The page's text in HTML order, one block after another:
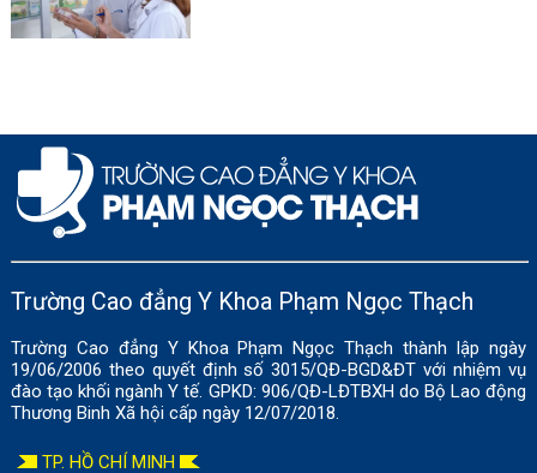
Trường Cao đẳng Y Khoa Phạm Ngọc Thạch
Trường Cao đẳng Y Khoa Phạm Ngọc Thạch thành lập ngày
19/06/2006 theo quyết định số 3015/QĐ-BGD&ĐT với nhiệm vụ
đào tạo khối ngành Y tế. GPKD: 906/QĐ-LĐTBXH do Bộ Lao động
Thương Binh Xã hội cấp ngày 12/07/2018.
TP. HỒ CHÍ MINH